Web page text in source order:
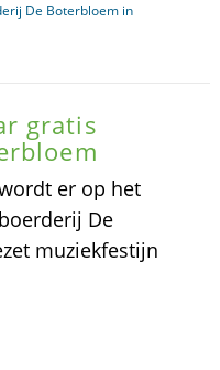
De Boterbloem in
gratis
er op het
De
muziekfestijn